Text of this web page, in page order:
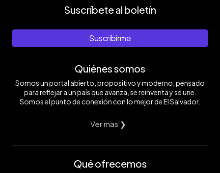
Suscríbete al boletín
Suscribirme
Quiénes somos
Somos un portal abierto, propositivo y moderno, pensado
para reflejar a un país que avanza, se reinventa y se une.
Somos el punto de conexión con lo mejor de El Salvador.
Ver mas ❯
Qué ofrecemos